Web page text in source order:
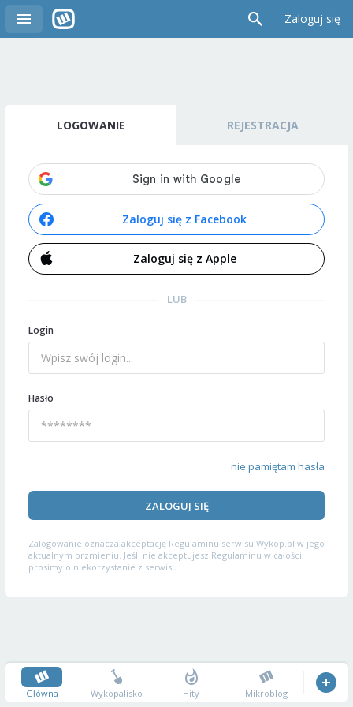
Zaloguj się
LOGOWANIE REJESTRACJA
Zaloguj się z Facebook
Zaloguj się z Apple
LUB
Login
Hasło
nie pamiętam hasła
ZALOGUJ SIĘ
Zalogowanie oznacza akceptację Regulaminu serwisu Wykop.pl w jego
aktualnym brzmieniu. Jeśli nie akceptujesz Regulaminu w całości,
prosimy o niekorzystanie z serwisu.
Główna Wykopalisko Hity Mikroblog